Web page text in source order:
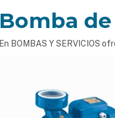
Bomba
En BOMBAS Y SERVICIOS